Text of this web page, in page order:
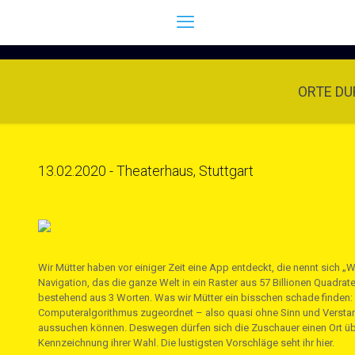
ORTE
13.02.2020 - Theaterhaus, Stuttgart
Wir Mütter haben vor einiger Zeit eine App entdeckt, die nennt sich
Navigation, das die ganze Welt in ein Raster aus 57 Billionen
bestehend aus 3 Worten. Was wir Mütter ein bisschen schade
Computeralgorithmus zugeordnet – also quasi ohne Sinn und
aussuchen können. Deswegen dürfen sich die Zuschauer einen Ort
Kennzeichnung ihrer Wahl. Die lustigsten Vorschläge seht ihr hier.